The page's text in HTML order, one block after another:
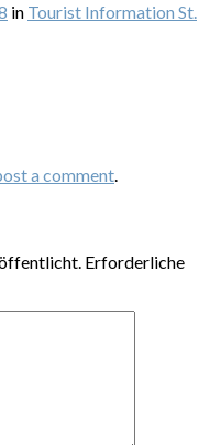
in Tourist Information St.
a comment.
Erforderliche